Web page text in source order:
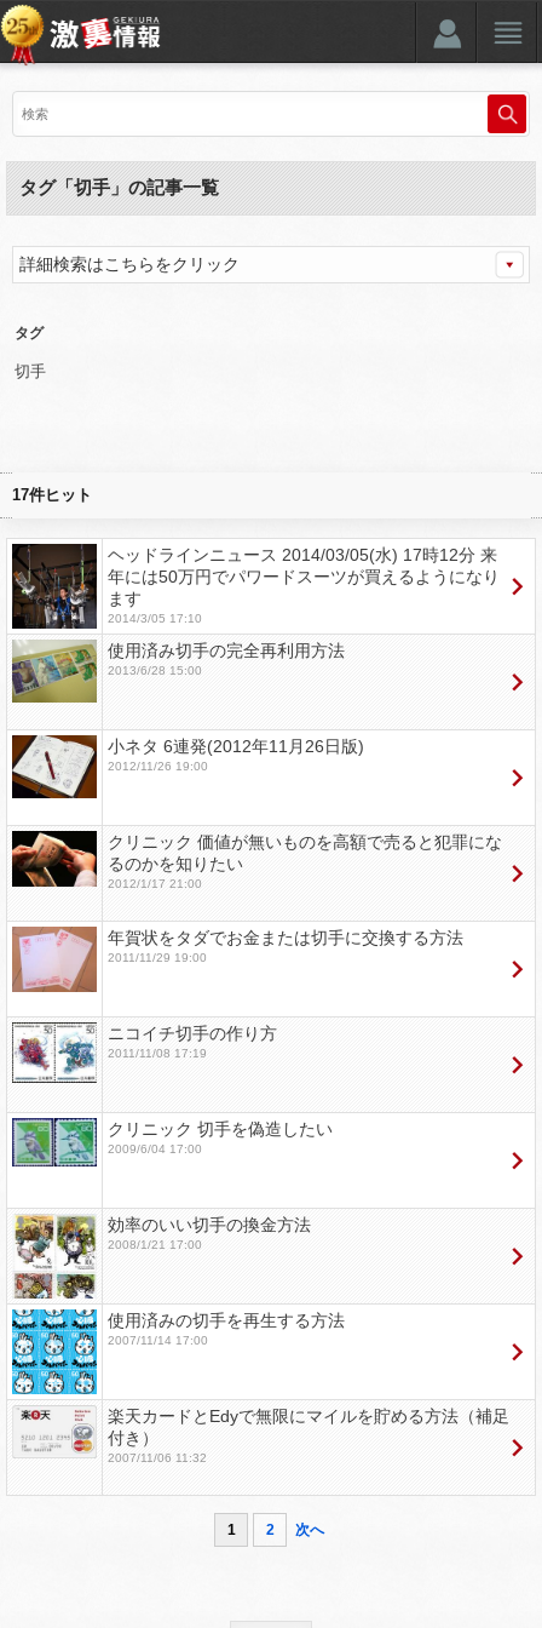
タグ「切手」の記事一覧
詳細検索はこちらをクリック
タグ
切手
17件ヒット
ヘッドラインニュース 2014/03/05(水) 17時12分 来
年には50万円でパワードスーツが買えるようになり
ます
2014/3/05 17:10
使用済み切手の完全再利用方法
2013/6/28 15:00
小ネタ 6連発(2012年11月26日版)
2012/11/26 19:00
クリニック 価値が無いものを高額で売ると犯罪にな
るのかを知りたい
2012/1/17 21:00
年賀状をタダでお金または切手に交換する方法
2011/11/29 19:00
ニコイチ切手の作り方
2011/11/08 17:19
クリニック 切手を偽造したい
2009/6/04 17:00
効率のいい切手の換金方法
2008/1/21 17:00
使用済みの切手を再生する方法
2007/11/14 17:00
楽天カードとEdyで無限にマイルを貯める方法（補足
付き）
2007/11/06 11:32
1 2 次へ